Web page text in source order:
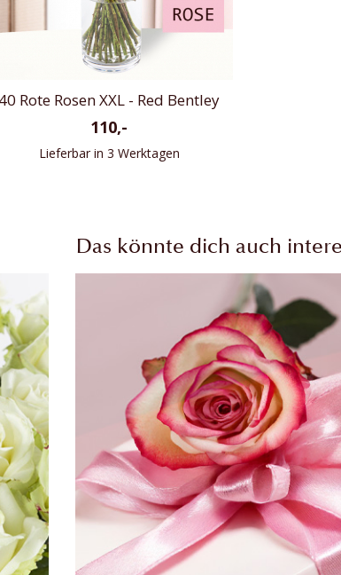
40 Rote Rosen XXL - Red Bentley
110,-
Lieferbar in 3 Werktagen
Das könnte dich auch